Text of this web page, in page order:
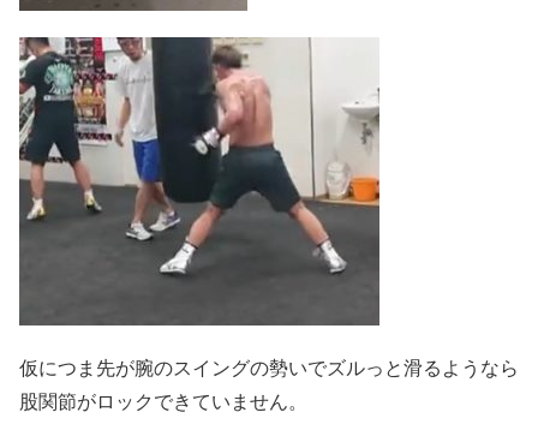
仮につま先が腕のスイングの勢いでズルっと滑るようなら
股関節がロックできていません。